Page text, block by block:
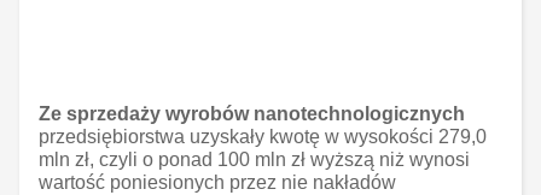
Ze sprzedaży wyrobów nanotechnologicznych
przedsiębiorstwa uzyskały kwotę w wysokości 279,0
mln zł, czyli o ponad 100 mln zł wyższą niż wynosi
wartość poniesionych przez nie nakładów